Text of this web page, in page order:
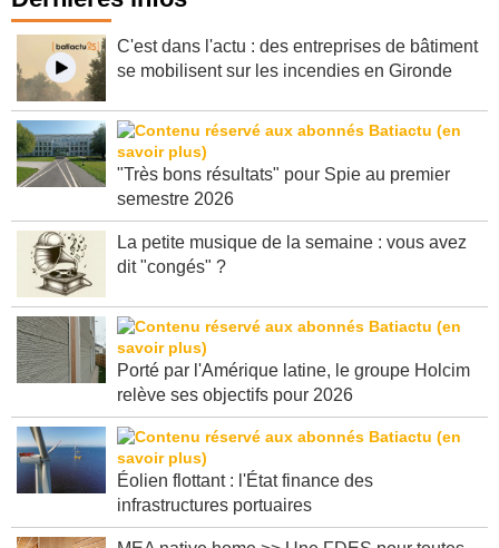
Dernières infos
C'est dans l'actu : des entreprises de bâtiment
"Très bons résultats" pour Spie au premier
La petite musique de la semaine : vous avez
Porté par l'Amérique latine, le groupe Holcim
Éolien flottant : l'État finance des